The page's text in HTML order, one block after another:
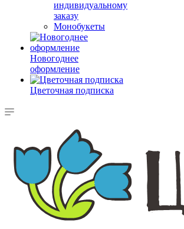
индивидуальному
заказу
Монобукеты
Новогоднее
оформление
Цветочная подписка